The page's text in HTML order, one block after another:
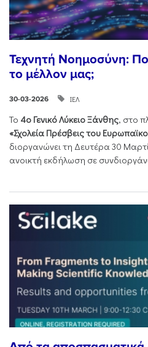
Τεχνητή Νοημοσύνη:
το μέλλον μας;
30-03-2026 ΙΕΛ
Το 4ο Γενικό Λύκειο Ξάνθης, στο
«Σχολεία Πρέσβεις του
διοργανώνει τη Δευτέρα 30
ανοικτή εκδήλωση σε